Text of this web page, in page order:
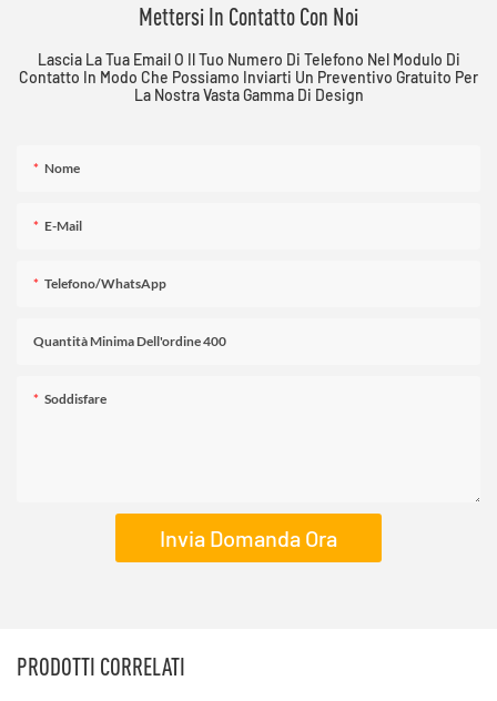
Mettersi In Contatto Con Noi
Lascia La Tua Email O Il Tuo Numero Di Telefono Nel Modulo Di
Contatto In Modo Che Possiamo Inviarti Un Preventivo Gratuito Per
La Nostra Vasta Gamma Di Design
Nome
E-Mail
Telefono/WhatsApp
Quantità Minima Dell'ordine 400
Soddisfare
Invia Domanda Ora
PRODOTTI CORRELATI